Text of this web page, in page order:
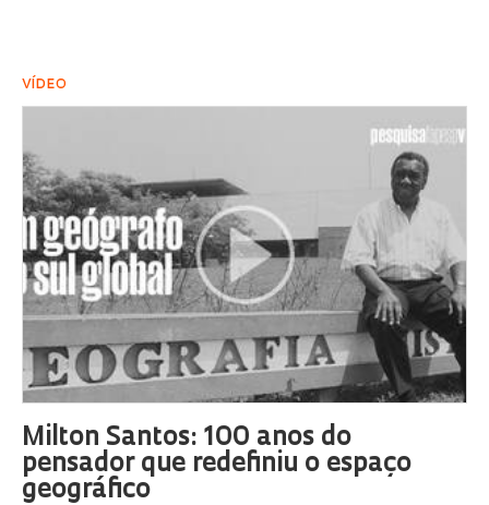
VÍDEO
Milton Santos: 100 anos do
pensador que redefiniu o espaço
geográfico